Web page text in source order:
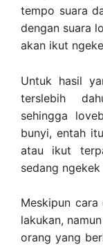
tempo suara
dengan suara
akan ikut
Untuk hasil
terslebih
sehingga
bunyi, entah
atau ikut
sedang
Meskipun
lakukan,
orang yang